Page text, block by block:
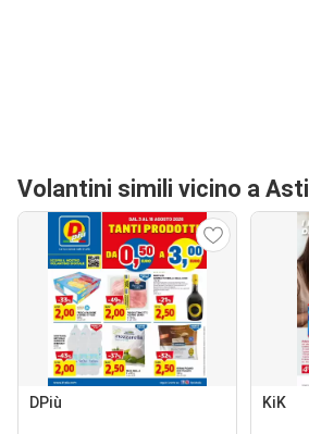
Volantini simili vicino a Asti
DPiù KiK